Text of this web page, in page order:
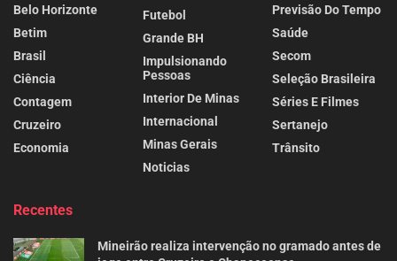
Belo Horizonte
Betim
Brasil
Ciência
Contagem
Cruzeiro
Economia
Futebol
Grande BH
Impulsionando
Pessoas
Interior De Minas
Internacional
Minas Gerais
Noticias
Previsão Do Tempo
Saúde
Secom
Seleção Brasileira
Séries E Filmes
Sertanejo
Trânsito
Recentes
Mineirão realiza intervenção no gramado antes de